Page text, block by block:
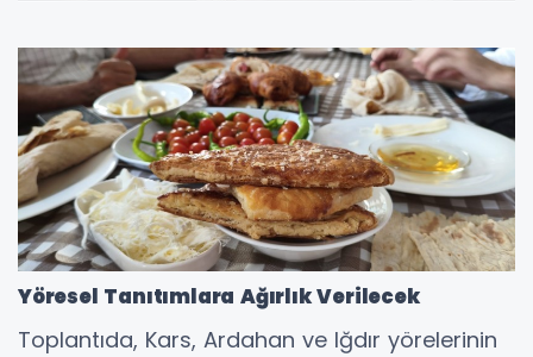
Yöresel Tanıtımlara Ağırlık Verilecek
Toplantıda, Kars, Ardahan ve Iğdır yörelerinin